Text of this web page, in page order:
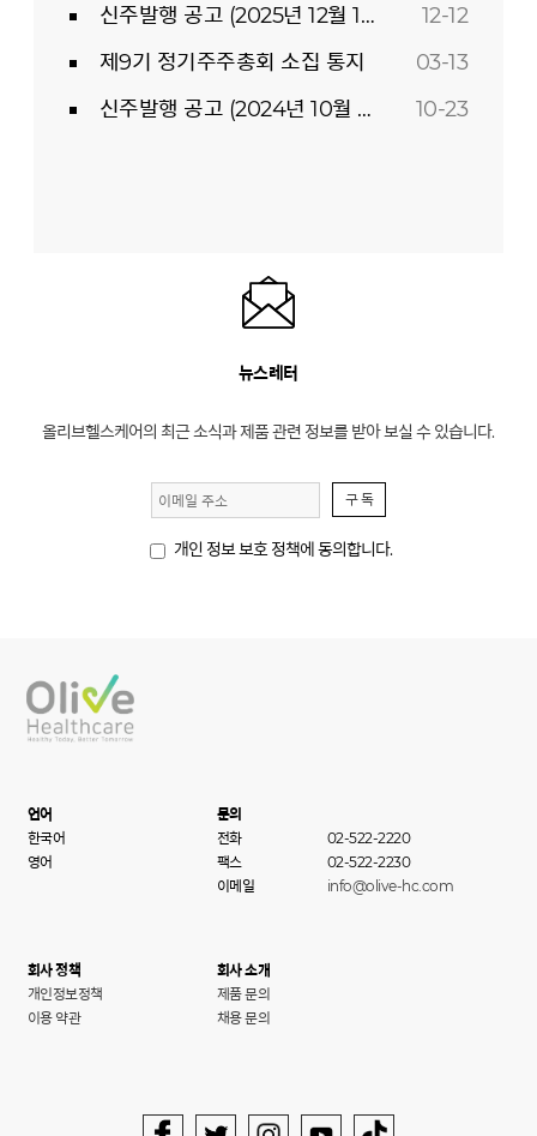
신주발행 공고 (2025년 12월 12일)
12-12
제9기 정기주주총회 소집 통지
03-13
신주발행 공고 (2024년 10월 23일)
10-23
뉴스레터
올리브헬스케어의 최근 소식과 제품 관련 정보를 받아 보실 수 있습니다.
구 독
개인 정보 보호 정책에 동의합니다.
언어
문의
한국어
전화
02-522-2220
영어
팩스
02-522-2230
이메일
info@olive-hc.com
회사 정책
회사 소개
개인정보정책
제품 문의
이용 약관
채용 문의